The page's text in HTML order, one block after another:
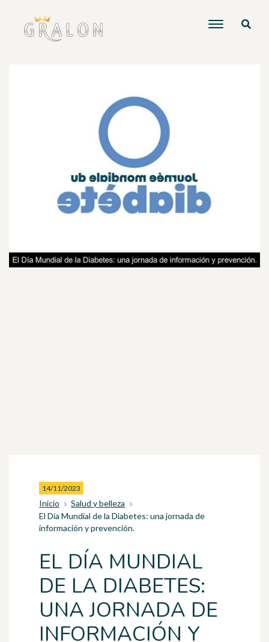
14/11/2023
Inicio
Salud y belleza
El Día Mundial de la Diabetes: una jornada de
información y prevención.
EL DÍA MUNDIAL
DE LA DIABETES:
UNA JORNADA DE
INFORMACIÓN Y